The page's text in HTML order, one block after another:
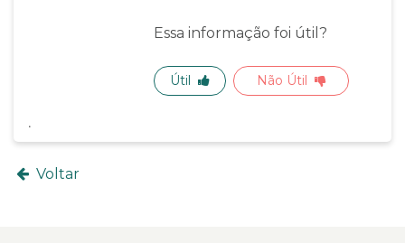
Essa informação foi útil?
Útil Não Útil
Voltar